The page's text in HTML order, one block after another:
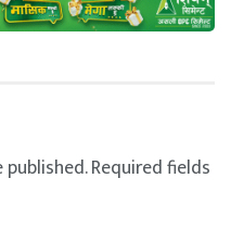
Required fields